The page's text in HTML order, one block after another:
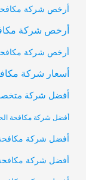
أرخص شركة
أرخص شركة
أرخص شركة
أسعار شركة
أفضل شركة
أفضل شركة مكافحة
أفضل شركة
أفضل شركة